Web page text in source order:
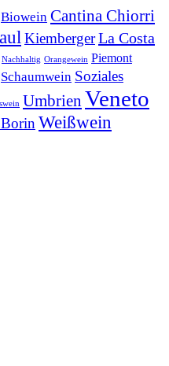
Biowein Cantina Chiorri
KiembergerLa Costa
Nachhaltig Orangewein Piemont
Schaumwein Soziales
Umbrien Veneto
Weißwein